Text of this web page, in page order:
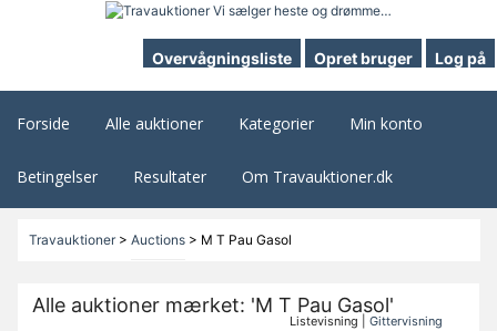
Overvågningsliste Opret bruger Log på
Forside Alle auktioner Kategorier Min konto
Betingelser Resultater Om Travauktioner.dk
Travauktioner> Auctions> M T Pau Gasol
Alle auktioner mærket: 'M T Pau Gasol'
Listevisning |Gittervisning